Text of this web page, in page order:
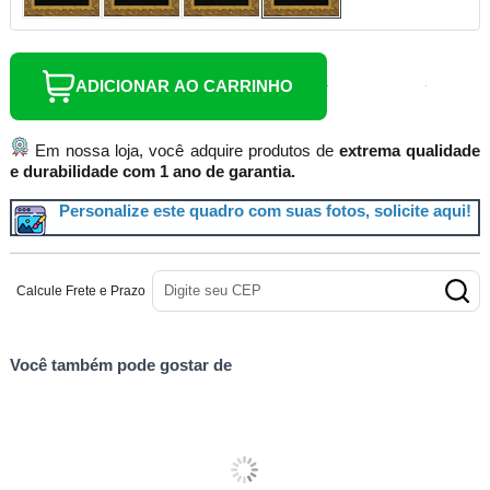
ADICIONAR AO CARRINHO
Em nossa loja, você adquire produtos de extrema qualidade
e durabilidade com 1 ano de garantia.
Personalize este quadro com suas fotos, solicite aqui!
Calcule Frete e Prazo
Você também pode gostar de